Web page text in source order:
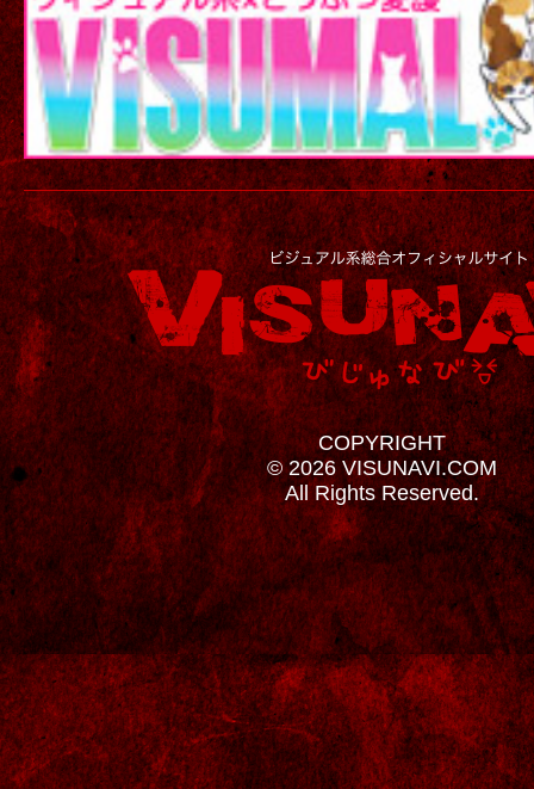
COPYRIGHT
© 2026 VISUNAVI.COM
All Rights Reserved.